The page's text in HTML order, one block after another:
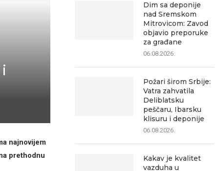
najnovijem
prethodnu
Dim sa deponije
nad Sremskom
Mitrovicom: Zavod
objavio preporuke
za građane
06.08.2026.
Požari širom Srbije:
Vatra zahvatila
Deliblatsku
peščaru, Ibarsku
klisuru i deponije
06.08.2026.
Kakav je kvalitet
vazduha u